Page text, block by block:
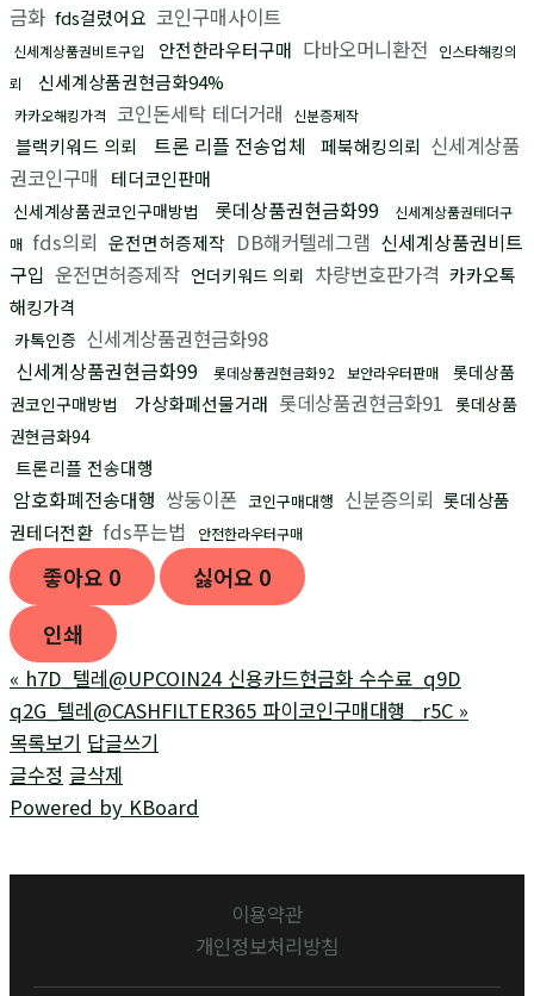
금화 fds걸렸어요 코인구매사이트
신세계상품권비트구입 안전한라우터구매 다바오머니환전
인스타해킹의
뢰
신세계상품권현금화94%
카카오해킹가격 코인돈세탁 테더거래 신분증제작
블랙키워드 의뢰 트론 리플 전송업체 페북해킹의뢰 신세계상품
권코인구매
테더코인판매
신세계상품권코인구매방법 롯데상품권현금화99
신세계상품권테더구
매 fds의뢰 운전면허증제작 DB해커텔레그램 신세계상품권비트
구입 운전면허증제작 언더키워드 의뢰 차량번호판가격 카카오톡
해킹가격
카톡인증 신세계상품권현금화98
신세계상품권현금화99
롯데상품권현금화92 보안라우터판매
롯데상품
권코인구매방법
가상화폐선물거래 롯데상품권현금화91 롯데상품
권현금화94
트론리플 전송대행
암호화폐전송대행 쌍둥이폰 코인구매대행 신분증의뢰 롯데상품
권테더전환 fds푸는법 안전한라우터구매
좋아요 0 싫어요 0
인쇄
« h7D_텔레@UPCOIN24 신용카드현금화 수수료_q9D
q2G_텔레@CASHFILTER365 파이코인구매대행 _r5C »
목록보기 답글쓰기
글수정 글삭제
Powered by KBoard
이용약관
개인정보처리방침